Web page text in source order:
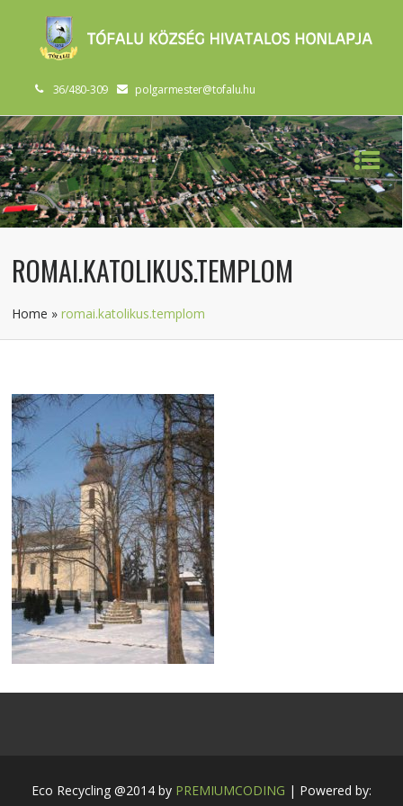
36/480-309 polgarmester@tofalu.hu
ROMAI.KATOLIKUS.TEMPLOM
Home »romai.katolikus.templom
Eco Recycling @2014 by PREMIUMCODING | Powered by: